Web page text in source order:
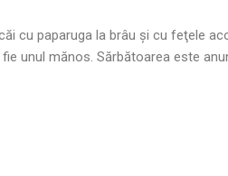
cu paparuga la brâu şi cu feţele
unul mănos. Sărbătoarea este